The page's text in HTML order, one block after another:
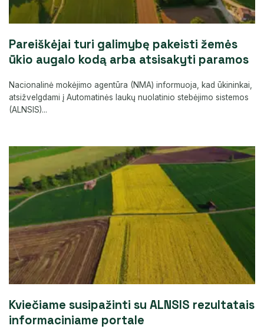
Pareiškėjai turi galimybę pakeisti žemės
ūkio augalo kodą arba atsisakyti paramos
Nacionalinė mokėjimo agentūra (NMA) informuoja, kad ūkininkai,
atsižvelgdami į Automatinės laukų nuolatinio stebėjimo sistemos
(ALNSIS)...
Kviečiame susipažinti su ALNSIS rezultatais
informaciniame portale